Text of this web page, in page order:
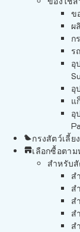
ข
ผ
ก
ร
อุ
อุ
แ
อุ
กรงสัตว์เลี้ย
เลือกซื้อตา
สำหรับ
ส
ส
ส
ส
ส